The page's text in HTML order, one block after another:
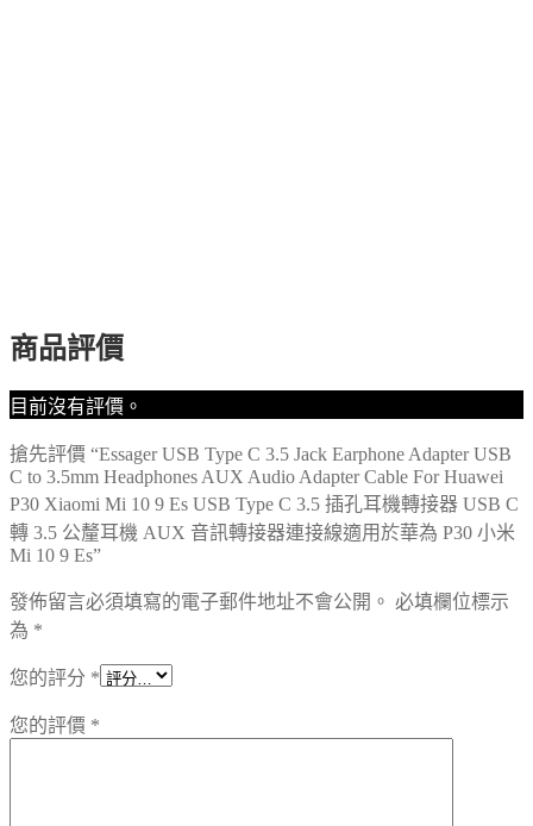
器
USB
C
轉
公
釐
耳
機
音
訊
接
器
連
商品評價
目前沒有評價。
搶先評價 “Essager USB Type C 3.5 Jack Earphone Adapter USB
C to 3.5mm Headphones AUX Audio Adapter Cable For Huawei
P30 Xiaomi Mi 10 9 Es USB Type C 3.5 插孔耳機轉接器 USB C
轉 3.5 公釐耳機 AUX 音訊轉接器連接線適用於華為 P30 小米
Mi 10 9 Es”
發佈留言必須填寫的電子郵件地址不會公開。 必填欄位標示
為 *
您的評分 *
您的評價 *